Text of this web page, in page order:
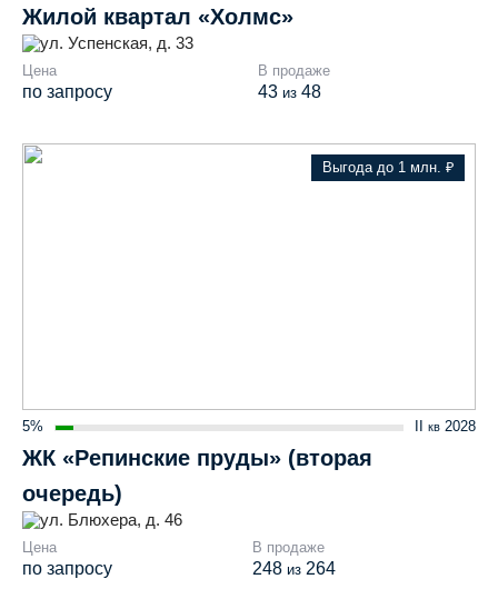
Жилой квартал «Холмс»
ул. Успенская, д. 33
Цена
по запросу
В продаже
43 из 48
Выгода до 1 млн. ₽
5% II кв 2028
ЖК «Репинские пруды» (вторая
очередь)
ул. Блюхера, д. 46
Цена
по запросу
В продаже
248 из 264